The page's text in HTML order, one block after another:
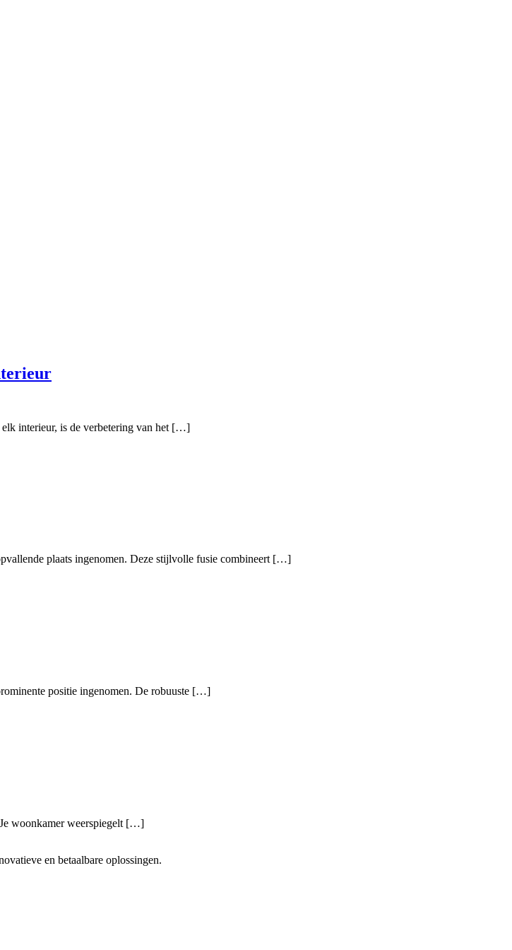
elk interieur, is de verbetering van het […]
plaats ingenomen. Deze stijlvolle fusie combineert […]
positie ingenomen. De robuuste […]
Je woonkamer weerspiegelt […]
en betaalbare oplossingen.